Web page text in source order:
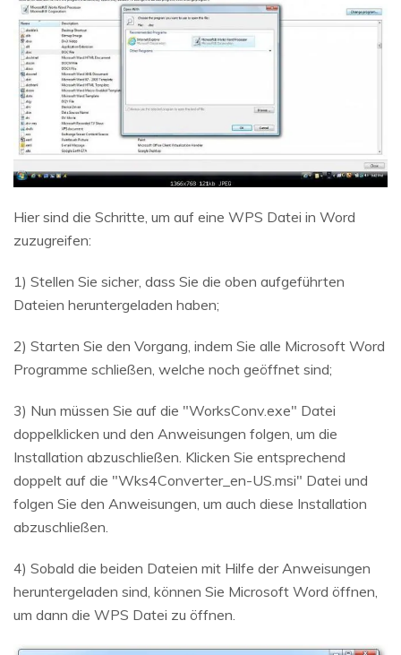
Hier sind die Schritte, um auf eine WPS Datei in Word
zuzugreifen:
1) Stellen Sie sicher, dass Sie die oben aufgeführten
Dateien heruntergeladen haben;
2) Starten Sie den Vorgang, indem Sie alle Microsoft Word
Programme schließen, welche noch geöffnet sind;
3) Nun müssen Sie auf die "WorksConv.exe" Datei
doppelklicken und den Anweisungen folgen, um die
Installation abzuschließen. Klicken Sie entsprechend
doppelt auf die "Wks4Converter_en-US.msi" Datei und
folgen Sie den Anweisungen, um auch diese Installation
abzuschließen.
4) Sobald die beiden Dateien mit Hilfe der Anweisungen
heruntergeladen sind, können Sie Microsoft Word öffnen,
um dann die WPS Datei zu öffnen.